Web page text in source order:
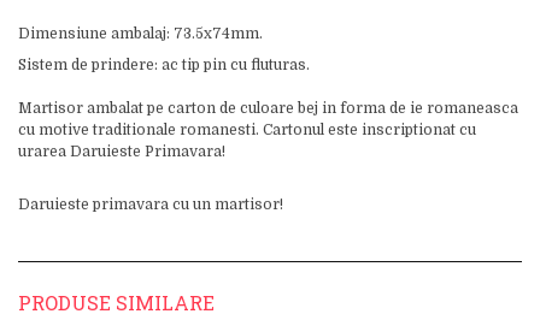
Dimensiune ambalaj: 73.5x74mm.
Sistem de prindere: ac tip pin cu fluturas.
Martisor ambalat pe carton de culoare bej in forma de ie romaneasca
cu motive traditionale romanesti. Cartonul este inscriptionat cu
urarea Daruieste Primavara!
Daruieste primavara cu un martisor!
PRODUSE SIMILARE